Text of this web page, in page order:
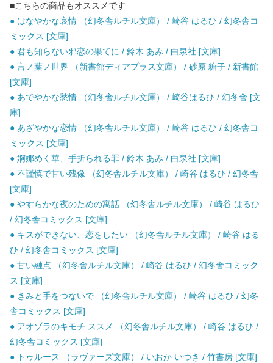
■こちらの商品もオススメです
● はなやかな哀情 （幻冬舎ルチル文庫） / 崎谷 はるひ / 幻冬舎コ
ミックス [文庫]
● 君も知らない邪恋の果てに / 鈴木 あみ / 白泉社 [文庫]
● 言ノ葉ノ世界 （新書館ディアプラス文庫） / 砂原 糖子 / 新書館
[文庫]
● あでやかな愁情 （幻冬舎ルチル文庫） / 崎谷はるひ / 幻冬舎 [文
庫]
● あざやかな恋情 （幻冬舎ルチル文庫） / 崎谷 はるひ / 幻冬舎コ
ミックス [文庫]
● 婀娜めく華、手折られる罪 / 鈴木 あみ / 白泉社 [文庫]
● 不謹慎で甘い残像 （幻冬舎ルチル文庫） / 崎谷 はるひ / 幻冬舎
[文庫]
● やすらかな夜のための寓話 （幻冬舎ルチル文庫） / 崎谷 はるひ
/ 幻冬舎コミックス [文庫]
● キスができない、恋をしたい （幻冬舎ルチル文庫） / 崎谷 はる
ひ / 幻冬舎コミックス [文庫]
● 甘い融点 （幻冬舎ルチル文庫） / 崎谷 はるひ / 幻冬舎コミック
ス [文庫]
● きみと手をつないで （幻冬舎ルチル文庫） / 崎谷 はるひ / 幻冬
舎コミックス [文庫]
● アオゾラのキモチ ススメ （幻冬舎ルチル文庫） / 崎谷 はるひ /
幻冬舎コミックス [文庫]
● トゥルース （ラヴァーズ文庫） / いおか いつき / 竹書房 [文庫]